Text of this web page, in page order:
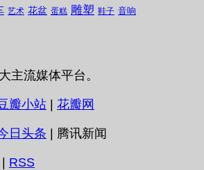
艺术 花盆 蛋糕 雕塑 鞋子 音响
主流媒体平台。
瓣小站 | 花瓣网
日头条 | 腾讯新闻
| RSS